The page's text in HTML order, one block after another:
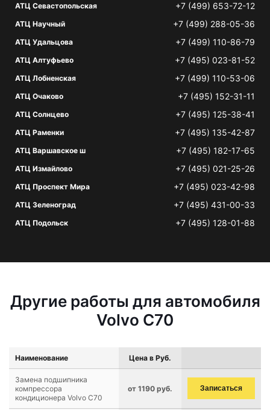
АТЦ Севастопольская +7 (499) 653-72-12
АТЦ Научный +7 (499) 288-05-36
АТЦ Удальцова +7 (499) 110-86-79
АТЦ Алтуфьево +7 (495) 023-81-52
АТЦ Лобненская +7 (499) 110-53-06
АТЦ Очаково +7 (495) 152-31-11
АТЦ Солнцево +7 (495) 125-38-41
АТЦ Раменки +7 (495) 135-42-87
АТЦ Варшавское ш +7 (495) 182-17-65
АТЦ Измайлово +7 (495) 021-25-26
АТЦ Проспект Мира +7 (495) 023-42-98
АТЦ Зеленоград +7 (495) 431-00-33
АТЦ Подольск +7 (495) 128-01-88
Другие работы для автомобиля
Volvo C70
Наименование Цена в Руб.
Замена подшипника
компрессора
кондиционера Volvo C70
от 1190 руб. Записаться